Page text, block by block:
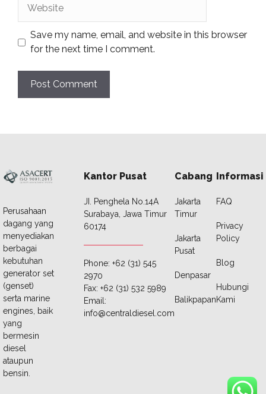
Save my name, email, and website in this browser
for the next time I comment.
Perusahaan
dagang yang
menyediakan
berbagai
kebutuhan
generator set
(genset)
serta marine
engines, baik
yang
bermesin
diesel
ataupun
bensin.
Kantor Pusat
JI. Penghela No.14A
Surabaya, Jawa Timur
60174
Phone: +62 (31) 545
2970
Fax: +62 (31) 532 5989
Email:
info@centraldiesel.com
Cabang
Jakarta
Timur
Jakarta
Pusat
Denpasar
Balikpapan
Informasi
FAQ
Privacy
Policy
Blog
Hubungi
Kami